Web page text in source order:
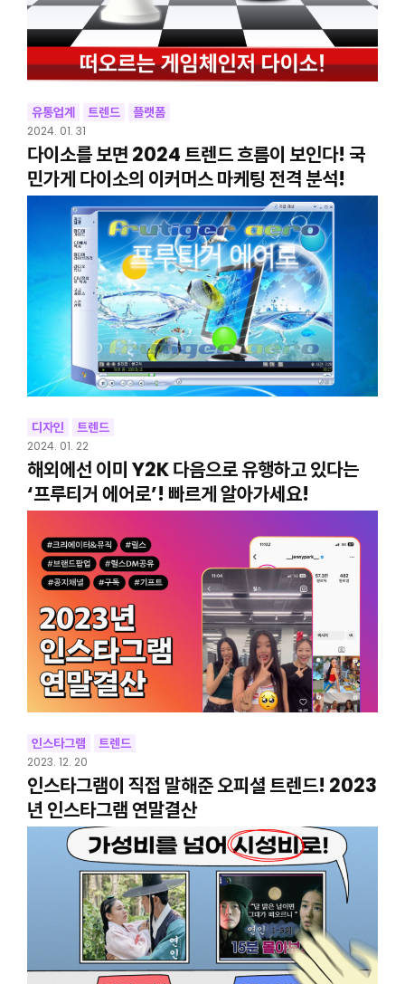
유통업계 트렌드 플랫폼
2024. 01. 31
다이소를 보면 2024 트렌드 흐름이 보인다! 국
민가게 다이소의 이커머스 마케팅 전격 분석!
디자인 트렌드
2024. 01. 22
해외에선 이미 Y2K 다음으로 유행하고 있다는
‘프루티거 에어로’! 빠르게 알아가세요!
인스타그램 트렌드
2023. 12. 20
인스타그램이 직접 말해준 오피셜 트렌드! 2023
년 인스타그램 연말결산